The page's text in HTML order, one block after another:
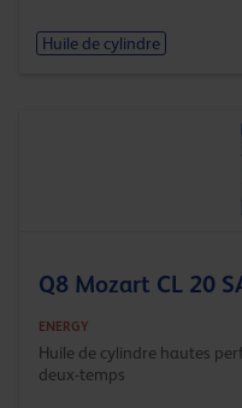
Huile de cylindre
Q8 Mozart CL 20
ENERGY
Huile de cylindre hautes
deux-temps